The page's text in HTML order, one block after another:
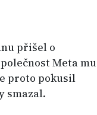
přišel o
Meta mu
proto pokusil
smazal.